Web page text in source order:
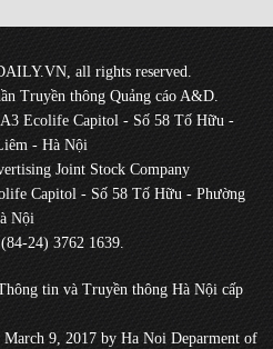
all rights reserved.
Truyền thông Quảng cáo A&D.
Ecolife Capitol - Số 58 Tố Hữu -
- Hà Nội
Joint Stock Company
Capitol - Số 58 Tố Hữu - Phường
Nội
24) 3762 1639.
tin và Truyền thông Hà Nội cấp
9, 2017 by Ha Noi Deparment of